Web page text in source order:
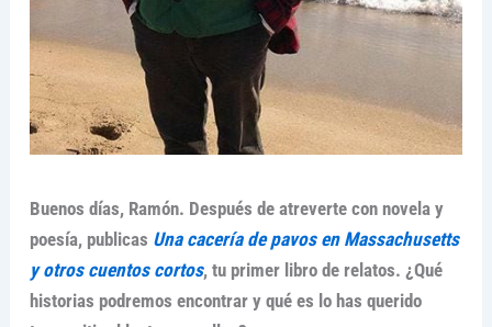
Buenos días, Ramón. Después de atreverte con novela y
poesía, publicas Una cacería de pavos en Massachusetts
y otros cuentos cortos, tu primer libro de relatos. ¿Qué
historias podremos encontrar y qué es lo has querido